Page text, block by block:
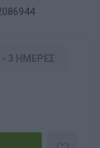
3 ΗΜΈΡΕΣ